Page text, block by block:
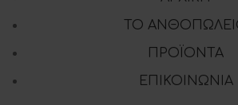
ΤΟ
ΠΡΟΪΟΝΤΑ
ΕΠΙΚΟΙΝΩΝΙΑ